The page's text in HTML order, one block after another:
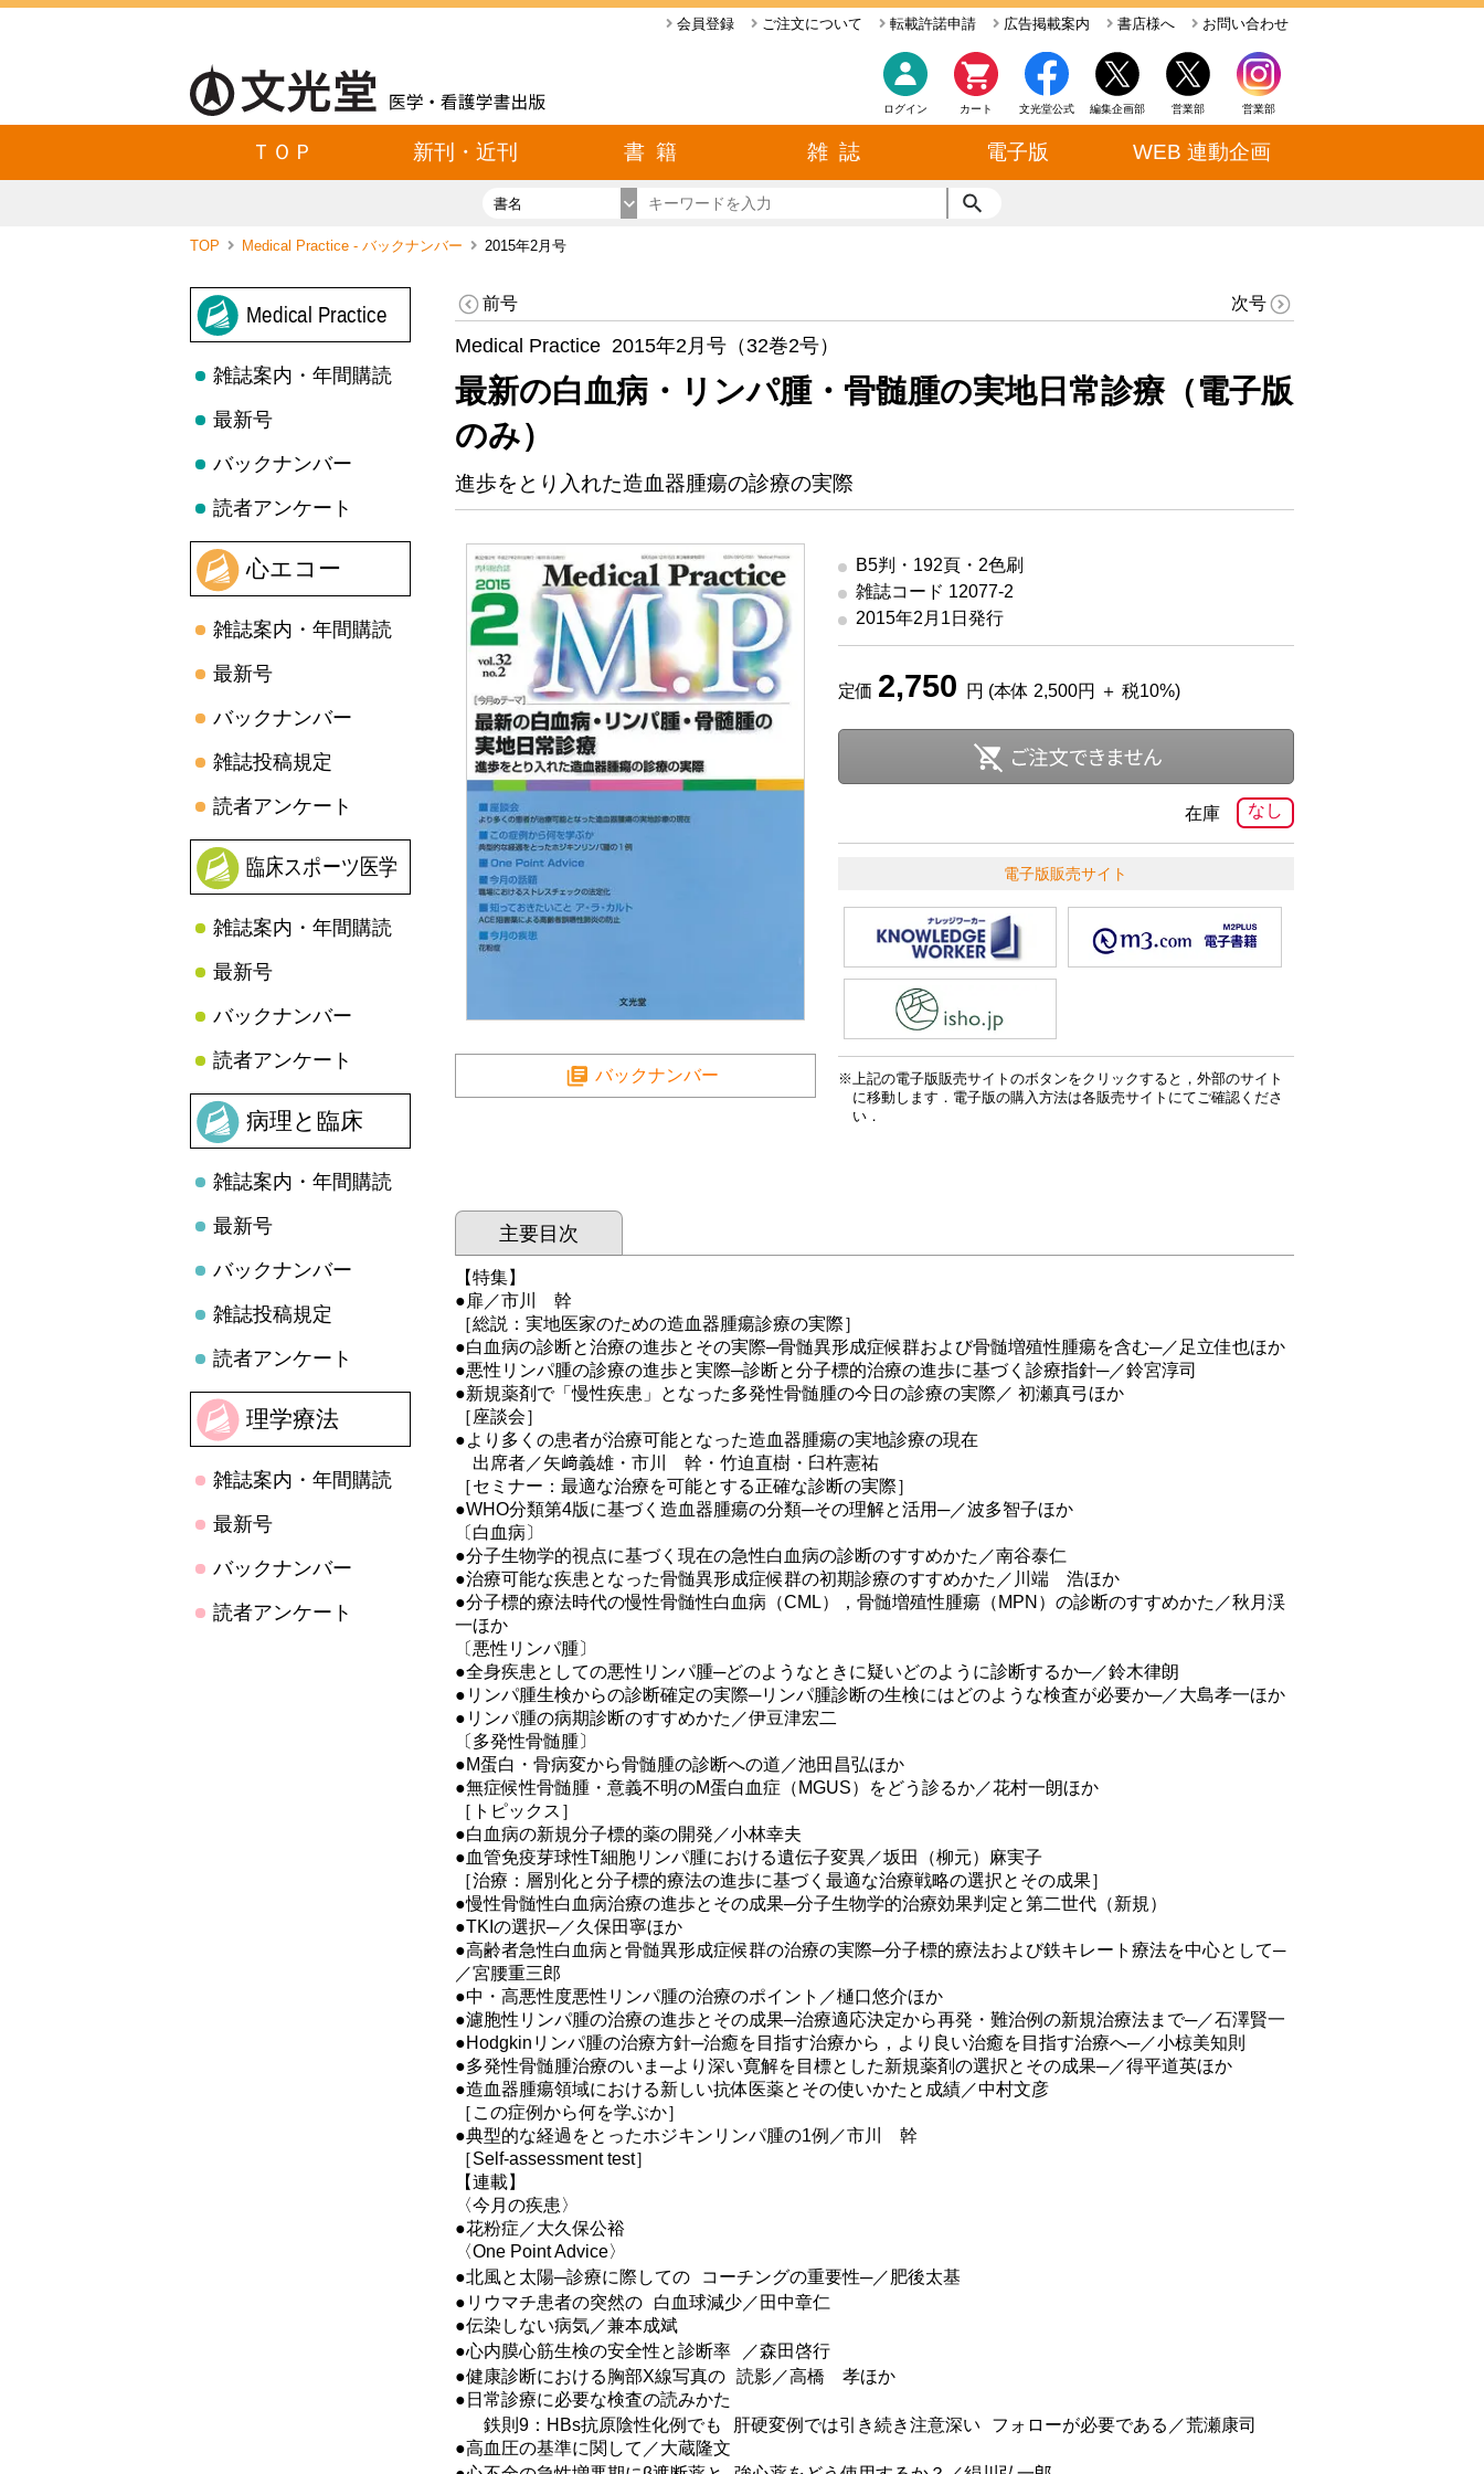
お問い合わせ
書店様へ
広告掲載案内
転載許諾申請
ご注文について
会員登録
営業部
営業部
編集企画部
文光堂公式
カート
ログイン
ＴＯＰ 新刊・近刊 書 籍 雑 誌 電子版 WEB 連動企画
書名
TOP Medical Practice - バックナンバー 2015年2月号
Medical Practice
雑誌案内・年間購読
最新号
バックナンバー
読者アンケート
心エコー
雑誌案内・年間購読
最新号
バックナンバー
雑誌投稿規定
読者アンケート
臨床スポーツ医学
雑誌案内・年間購読
最新号
バックナンバー
読者アンケート
病理と臨床
雑誌案内・年間購読
最新号
バックナンバー
雑誌投稿規定
読者アンケート
理学療法
雑誌案内・年間購読
最新号
バックナンバー
読者アンケート
前号 次号
Medical Practice 2015年2月号（32巻2号）
最新の白血病・リンパ腫・骨髄腫の実地日常診療（電子版
のみ）
進歩をとり入れた造血器腫瘍の診療の実際
バックナンバー
B5判・192頁・2色刷
雑誌コード 12077-2
2015年2月1日発行
定価 2,750 円 (本体 2,500円 ＋ 税10%)
なし
在庫
電子版販売サイト
上記の電子版販売サイトのボタンをクリックすると，外部のサイト
に移動します．電子版の購入方法は各販売サイトにてご確認くださ
い．
主要目次
【特集】
●扉／市川 幹
［総説：実地医家のための造血器腫瘍診療の実際］
●白血病の診断と治療の進歩とその実際─骨髄異形成症候群および骨髄増殖性腫瘍を含む─／足立佳也ほか
●悪性リンパ腫の診療の進歩と実際─診断と分子標的治療の進歩に基づく診療指針─／鈴宮淳司
●新規薬剤で「慢性疾患」となった多発性骨髄腫の今日の診療の実際／ 初瀬真弓ほか
［座談会］
●より多くの患者が治療可能となった造血器腫瘍の実地診療の現在
出席者／矢﨑義雄・市川 幹・竹迫直樹・臼杵憲祐
［セミナー：最適な治療を可能とする正確な診断の実際］
●WHO分類第4版に基づく造血器腫瘍の分類─その理解と活用─／波多智子ほか
〔白血病〕
●分子生物学的視点に基づく現在の急性白血病の診断のすすめかた／南谷泰仁
●治療可能な疾患となった骨髄異形成症候群の初期診療のすすめかた／川端 浩ほか
●分子標的療法時代の慢性骨髄性白血病（CML），骨髄増殖性腫瘍（MPN）の診断のすすめかた／秋月渓
一ほか
〔悪性リンパ腫〕
●全身疾患としての悪性リンパ腫─どのようなときに疑いどのように診断するか─／鈴木律朗
●リンパ腫生検からの診断確定の実際─リンパ腫診断の生検にはどのような検査が必要か─／大島孝一ほか
●リンパ腫の病期診断のすすめかた／伊豆津宏二
〔多発性骨髄腫〕
●M蛋白・骨病変から骨髄腫の診断への道／池田昌弘ほか
●無症候性骨髄腫・意義不明のM蛋白血症（MGUS）をどう診るか／花村一朗ほか
［トピックス］
●白血病の新規分子標的薬の開発／小林幸夫
●血管免疫芽球性T細胞リンパ腫における遺伝子変異／坂田（柳元）麻実子
［治療：層別化と分子標的療法の進歩に基づく最適な治療戦略の選択とその成果］
●慢性骨髄性白血病治療の進歩とその成果─分子生物学的治療効果判定と第二世代（新規）
●TKIの選択─／久保田寧ほか
●高齢者急性白血病と骨髄異形成症候群の治療の実際─分子標的療法および鉄キレート療法を中心として─
／宮腰重三郎
●中・高悪性度悪性リンパ腫の治療のポイント／樋口悠介ほか
●濾胞性リンパ腫の治療の進歩とその成果─治療適応決定から再発・難治例の新規治療法まで─／石澤賢一
●Hodgkinリンパ腫の治療方針─治癒を目指す治療から，より良い治癒を目指す治療へ─／小椋美知則
●多発性骨髄腫治療のいま─より深い寛解を目標とした新規薬剤の選択とその成果─／得平道英ほか
●造血器腫瘍領域における新しい抗体医薬とその使いかたと成績／中村文彦
［この症例から何を学ぶか］
●典型的な経過をとったホジキンリンパ腫の1例／市川 幹
［Self-assessment test］
【連載】
〈今月の疾患〉
●花粉症／大久保公裕
〈One Point Advice〉
●北風と太陽─診療に際しての コーチングの重要性─／肥後太基
●リウマチ患者の突然の 白血球減少／田中章仁
●伝染しない病気／兼本成斌
●心内膜心筋生検の安全性と診断率 ／森田啓行
●健康診断における胸部X線写真の 読影／高橋 孝ほか
●日常診療に必要な検査の読みかた
鉄則9：HBs抗原陰性化例でも 肝硬変例では引き続き注意深い フォローが必要である／荒瀬康司
●高血圧の基準に関して／大蔵隆文